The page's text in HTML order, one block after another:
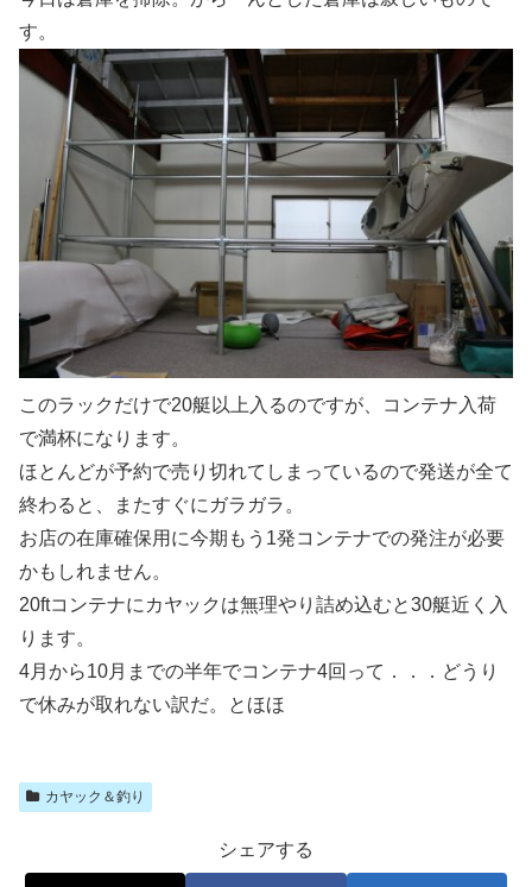
す。
このラックだけで20艇以上入るのですが、コンテナ入荷
で満杯になります。
ほとんどが予約で売り切れてしまっているので発送が全て
終わると、またすぐにガラガラ。
お店の在庫確保用に今期もう1発コンテナでの発注が必要
かもしれません。
20ftコンテナにカヤックは無理やり詰め込むと30艇近く入
ります。
4月から10月までの半年でコンテナ4回って．．．どうり
で休みが取れない訳だ。とほほ
カヤック＆釣り
シェアする